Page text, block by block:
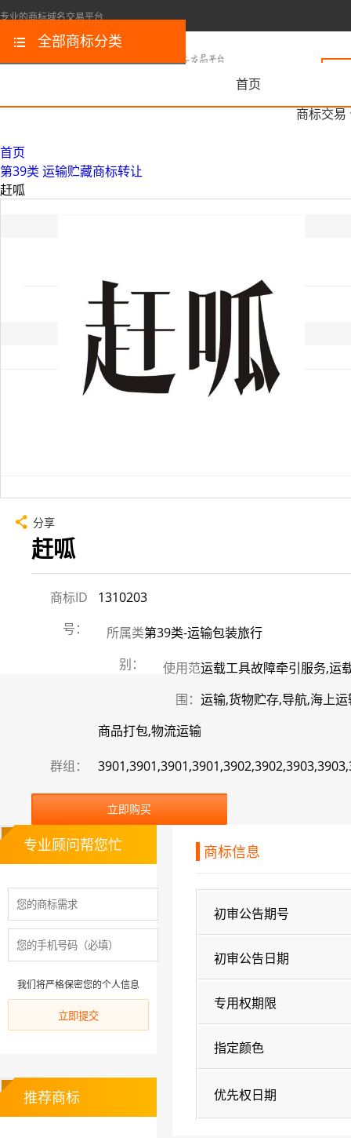
专业的商标域名交易平台
首页
商标交易
全部商标分类
首页
第39类 运输贮藏商标转让
赶呱
分享
赶呱
商标ID
号：
1310203
所属类
别：
第39类-运输包装旅行
使用范
围：
运载工具故障牵引服务,运
运输,货物贮存,导航,海上
商品打包,物流运输
群组：
立即购买
商标信息
初审公告期号
初审公告日期
专用权期限
指定颜色
优先权日期
专业顾问帮您忙
我们将严格保密您的个人信息
推荐商标